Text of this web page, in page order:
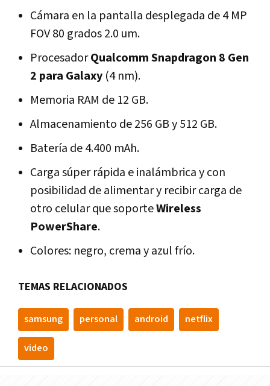
Cámara en la pantalla desplegada de 4 MP
FOV 80 grados 2.0 um.
ProcesadorQualcomm Snapdragon 8 Gen
2 para Galaxy (4 nm).
Memoria RAM de 12 GB.
Almacenamiento de 256 GB y 512 GB.
Batería de 4.400 mAh.
Carga súper rápida e inalámbrica y con
posibilidad de alimentar y recibir carga de
otro celular que soporteWireless
PowerShare.
Colores: negro, crema y azul frío.
TEMAS RELACIONADOS
samsung personal android netflix
video